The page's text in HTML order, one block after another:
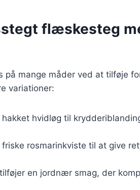
flæskesteg
mange måder ved at tilføje
variationer:
hvidløg til
friske rosmarinkviste til at give
en jordnær smag, der